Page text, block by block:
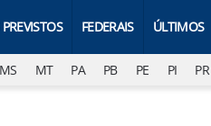
FEDERAIS ÚLTIMOS
MS MT PA PB PE PI PR